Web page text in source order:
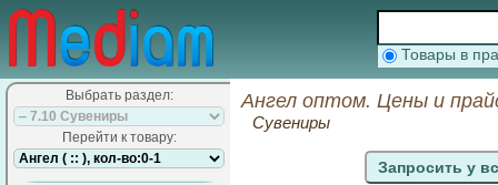
Товары в
Выбрать раздел:
Перейти к товару:
Ангел оптом. Цены и
Сувениры
Запросить у